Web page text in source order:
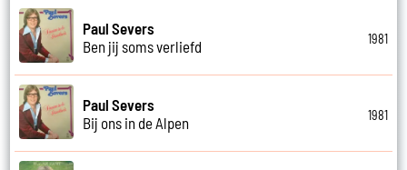
Paul Severs
Ben jij soms verliefd
1981
Paul Severs
Bij ons in de Alpen
1981